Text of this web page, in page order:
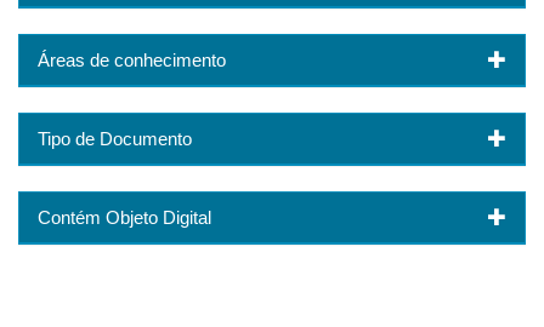
Áreas de conhecimento
Tipo de Documento
Contém Objeto Digital